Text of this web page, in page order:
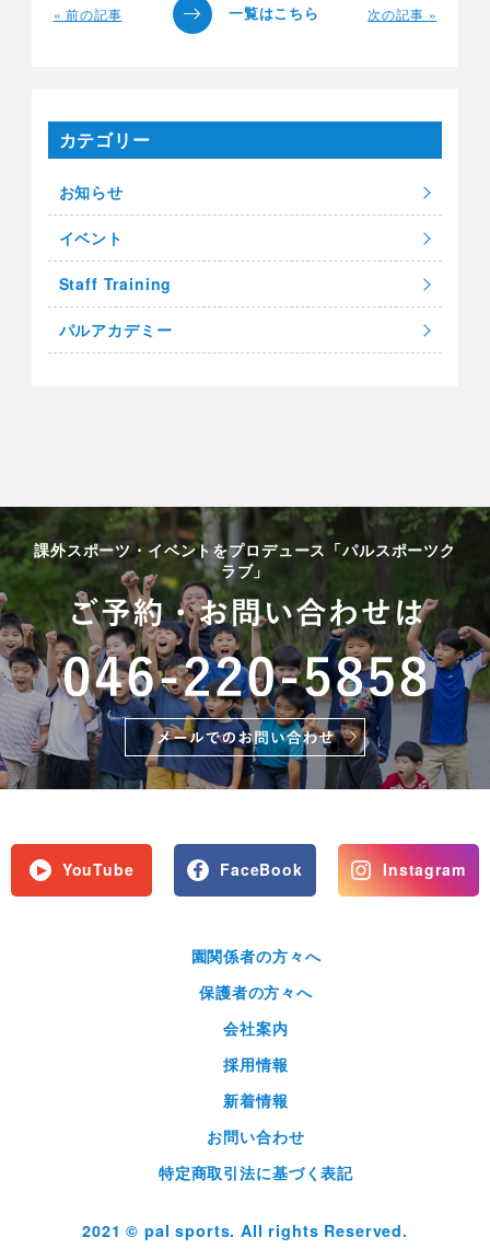
« 前の記事 次の記事 »
カテゴリー
お知らせ
イベント
Staff Training
パルアカデミー
課外スポーツ・イベントをプロデュース「パルスポーツク
ラブ」
YouTube FaceBook Instagram
園関係者の方々へ
保護者の方々へ
会社案内
採用情報
新着情報
お問い合わせ
特定商取引法に基づく表記
2021 © pal sports. All rights Reserved.